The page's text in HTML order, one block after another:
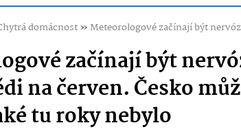
domácnost»Meteorologové začínají být
začínají být
na červen. Česko
tu roky nebylo